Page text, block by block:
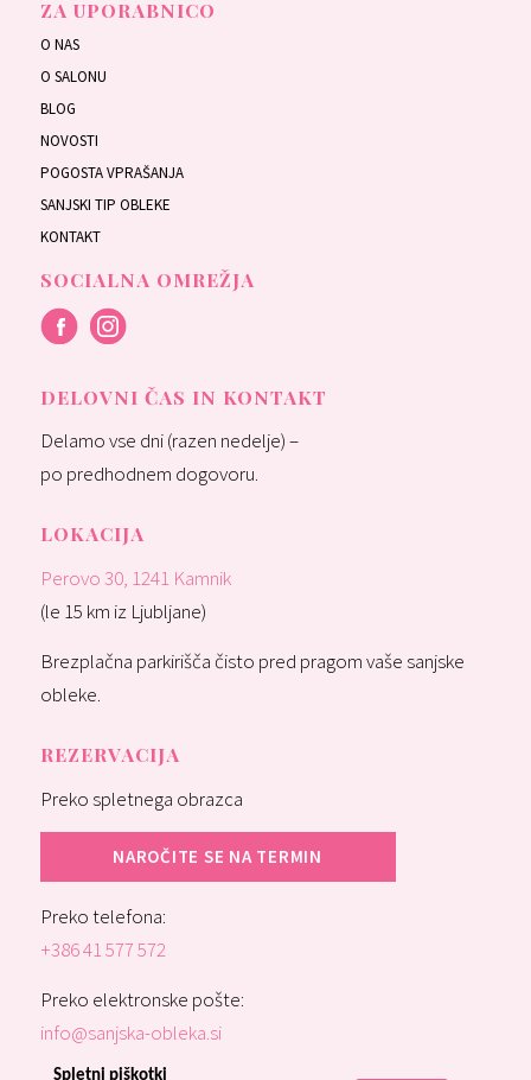
ZA UPORABNICO
O NAS
O SALONU
BLOG
NOVOSTI
POGOSTA VPRAŠANJA
SANJSKI TIP OBLEKE
KONTAKT
SOCIALNA OMREŽJA
DELOVNI ČAS IN KONTAKT
Delamo vse dni (razen nedelje) –
po predhodnem dogovoru.
LOKACIJA
Perovo 30, 1241 Kamnik
(le 15 km iz Ljubljane)
Brezplačna parkirišča čisto pred pragom vaše sanjske
obleke.
REZERVACIJA
Preko spletnega obrazca
NAROČITE SE NA TERMIN
Preko telefona:
+386 41 577 572
Preko elektronske pošte:
info@sanjska-obleka.si
Spletni piškotki